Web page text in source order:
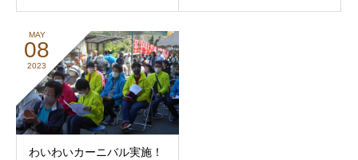
MAY
08
2023
わいわいカーニバル実施！